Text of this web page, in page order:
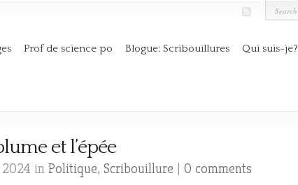
Prof de science po Blogue: Scribouillures Qui suis-je?
et l’épée
in Politique, Scribouillure | 0 comments